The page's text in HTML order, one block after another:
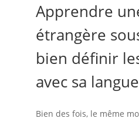
Apprendre
étrangère
bien définir
avec sa
Bien des fois, le même